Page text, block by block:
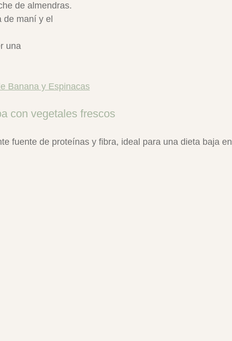
de almendras.
de maní y el
una
Banana y Espinacas
con vegetales frescos
fuente de proteínas y fibra, ideal para una dieta baja en